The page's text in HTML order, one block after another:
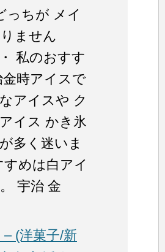
っちが メイ
ません
私のおすす
時アイスで
アイスや ク
イス かき氷
多く迷いま
めは白アイ
宇治 金
(洋菓子/新